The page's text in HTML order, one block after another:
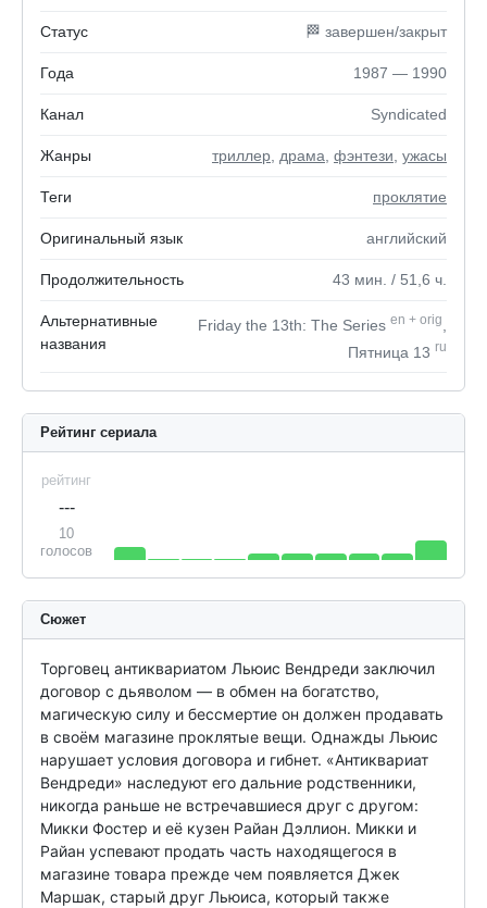
Статус 🏁 завершен/закрыт
Года 1987 — 1990
Канал Syndicated
Жанры триллер драма фэнтези ужасы
Теги проклятие
Оригинальный язык английский
Продолжительность 43 мин. / 51,6 ч.
Альтернативные
названия
Friday the 13th: The Series en + orig
Пятница 13 ru
Рейтинг сериала
рейтинг
---
10
голосов
Сюжет
Торговец антиквариатом Льюис Вендреди заключил
договор с дьяволом — в обмен на богатство,
магическую силу и бессмертие он должен продавать
в своём магазине проклятые вещи. Однажды Льюис
нарушает условия договора и гибнет. «Антиквариат
Вендреди» наследуют его дальние родственники,
никогда раньше не встречавшиеся друг с другом:
Микки Фостер и её кузен Райан Дэллион. Микки и
Райан успевают продать часть находящегося в
магазине товара прежде чем появляется Джек
Маршак, старый друг Льюиса, который также